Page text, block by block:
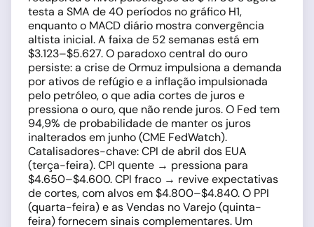
testa a SMA de 40 períodos no gráfico H1,
enquanto o MACD diário mostra convergência
altista inicial. A faixa de 52 semanas está em
$3.123–$5.627. O paradoxo central do ouro
persiste: a crise de Ormuz impulsiona a demanda
por ativos de refúgio e a inflação impulsionada
pelo petróleo, o que adia cortes de juros e
pressiona o ouro, que não rende juros. O Fed tem
94,9% de probabilidade de manter os juros
inalterados em junho (CME FedWatch).
Catalisadores-chave: CPI de abril dos EUA
(terça-feira). CPI quente → pressiona para
$4.650–$4.600. CPI fraco → revive expectativas
de cortes, com alvos em $4.800–$4.840. O PPI
(quarta-feira) e as Vendas no Varejo (quinta-
feira) fornecem sinais complementares. Um